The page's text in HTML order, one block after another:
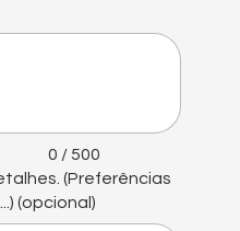
0 / 500
(Preferências
(opcional)